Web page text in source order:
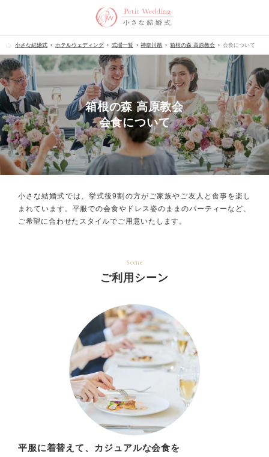
小さな結婚式 ホテルウェディング 式場一覧 神奈川県 箱根の森 高原教会 会食について
箱根の森 高原教会
会食について
小さな結婚式では、挙式後9割の方がご家族やご友人と食事を楽し
まれています。 平服での会食やドレス姿のままのパーティーなど、
ご希望に合わせたスタイルでご用意いたします。
Scene
ご利用シーン
平服に着替えて、カジュアルな会食を